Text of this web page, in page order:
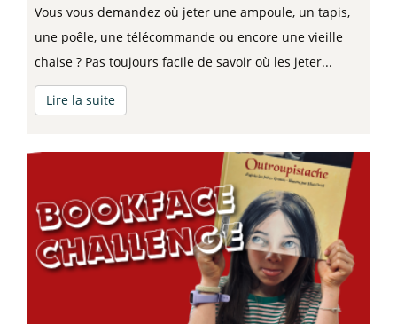
Vous vous demandez où jeter une ampoule, un tapis,
une poêle, une télécommande ou encore une vieille
chaise ? Pas toujours facile de savoir où les jeter...
Lire la suite